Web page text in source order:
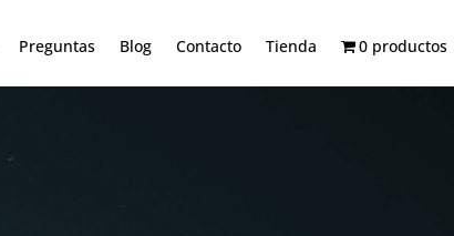
Preguntas Blog Contacto Tienda 0 productos